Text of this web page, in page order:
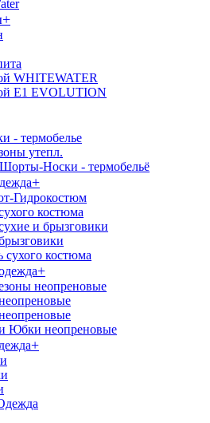
+
WHITEWATER
E1 EVOLUTION
- термобелье
утепл.
Носки - термобельё
+
Гидрокостюм
костюма
и брызговики
сухого костюма
+
неопреновые
Юбки неопреновые
+